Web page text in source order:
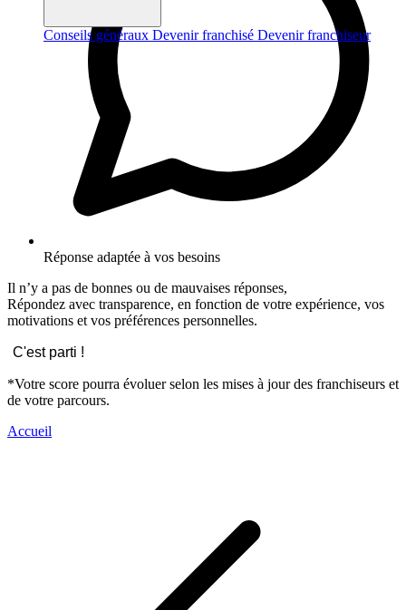
Conseils généraux Devenir franchisé Devenir franchiseur
Réponse adaptée à vos besoins
Il n’y a pas de bonnes ou de mauvaises réponses,
Répondez avec transparence, en fonction de votre expérience, vos
motivations et vos préférences personnelles.
C'est parti !
*Votre score pourra évoluer selon les mises à jour des franchiseurs et
de votre parcours.
Accueil